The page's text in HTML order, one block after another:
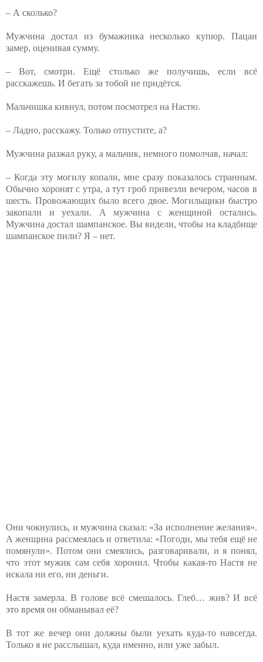
– А сколько?
Мужчина достал из бумажника несколько купюр. Пацан
замер, оценивая сумму.
– Вот, смотри. Ещё столько же получишь, если всё
расскажешь. И бегать за тобой не придётся.
Мальчишка кивнул, потом посмотрел на Настю.
– Ладно, расскажу. Только отпустите, а?
Мужчина разжал руку, а мальчик, немного помолчав, начал:
– Когда эту могилу копали, мне сразу показалось странным.
Обычно хоронят с утра, а тут гроб привезли вечером, часов в
шесть. Провожающих было всего двое. Могильщики быстро
закопали и уехали. А мужчина с женщиной остались.
Мужчина достал шампанское. Вы видели, чтобы на кладбище
шампанское пили? Я – нет.
Они чокнулись, и мужчина сказал: «За исполнение желания».
А женщина рассмеялась и ответила: «Погоди, мы тебя ещё не
помянули». Потом они смеялись, разговаривали, и я понял,
что этот мужик сам себя хоронил. Чтобы какая-то Настя не
искала ни его, ни деньги.
Настя замерла. В голове всё смешалось. Глеб… жив? И всё
это время он обманывал её?
В тот же вечер они должны были уехать куда-то навсегда.
Только я не расслышал, куда именно, или уже забыл.